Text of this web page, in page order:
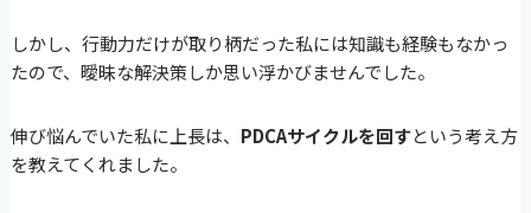
しかし、行動力だけが取り柄だった私には知識も経験もなかっ
たので、曖昧な解決策しか思い浮かびませんでした。
伸び悩んでいた私に上長は、 PDCAサイクルを回すという考え方
を教えてくれました。